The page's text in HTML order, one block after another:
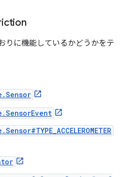
りに機能しているかどうかをテ